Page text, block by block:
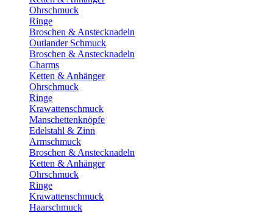
Ohrschmuck
Ringe
Broschen & Anstecknadeln
Outlander Schmuck
Broschen & Anstecknadeln
Charms
Ketten & Anhänger
Ohrschmuck
Ringe
Krawattenschmuck
Manschettenknöpfe
Edelstahl & Zinn
Armschmuck
Broschen & Anstecknadeln
Ketten & Anhänger
Ohrschmuck
Ringe
Krawattenschmuck
Haarschmuck